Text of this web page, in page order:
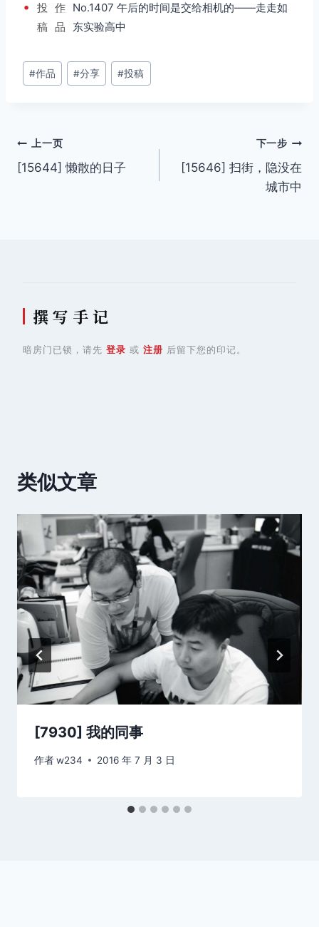
•
投
稿
作
品
No.1407 午后的时间是交给相机的——走走如
东实验高中
文
章
#作品 #分享 #投稿
文
章
上一页
[15644] 懒散的日子
下一步
[15646] 扫街，隐没在
城市中
撰 写 手 记
暗房门已锁，请先 登录 或 注册 后留下您的印记。
类似文章
[7930] 我的同事
作者w234 2016 年 7 月 3 日